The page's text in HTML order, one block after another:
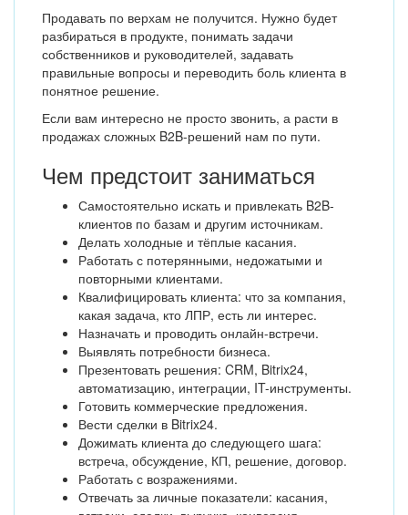
Продавать по верхам не получится. Нужно будет
разбираться в продукте, понимать задачи
собственников и руководителей, задавать
правильные вопросы и переводить боль клиента в
понятное решение.
Если вам интересно не просто звонить, а расти в
продажах сложных B2B-решений нам по пути.
Чем предстоит заниматься
Самостоятельно искать и привлекать B2B-
клиентов по базам и другим источникам.
Делать холодные и тёплые касания.
Работать с потерянными, недожатыми и
повторными клиентами.
Квалифицировать клиента: что за компания,
какая задача, кто ЛПР, есть ли интерес.
Назначать и проводить онлайн-встречи.
Выявлять потребности бизнеса.
Презентовать решения: CRM, Bitrix24,
автоматизацию, интеграции, IT-инструменты.
Готовить коммерческие предложения.
Вести сделки в Bitrix24.
Дожимать клиента до следующего шага:
встреча, обсуждение, КП, решение, договор.
Работать с возражениями.
Отвечать за личные показатели: касания,